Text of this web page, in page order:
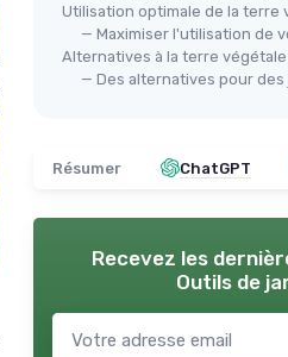
Utilisation optimale de la terre
— Maximiser l'utilisation de
Alternatives à la terre végétale
— Des alternatives pour
Résumer ChatGPT
Recevez les
Outils de